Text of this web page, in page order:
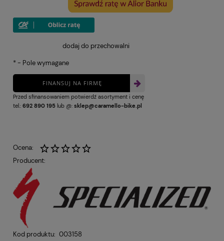
dodaj do przechowalni
*- Pole wymagane
FINANSUJ NA FIRMĘ
Przed sfinansowaniem potwierdź asortyment i cenę
tel.: 692 890 195 lub @: sklep@caramello-bike.pl
Ocena:
Producent:
Kod produktu: 003158